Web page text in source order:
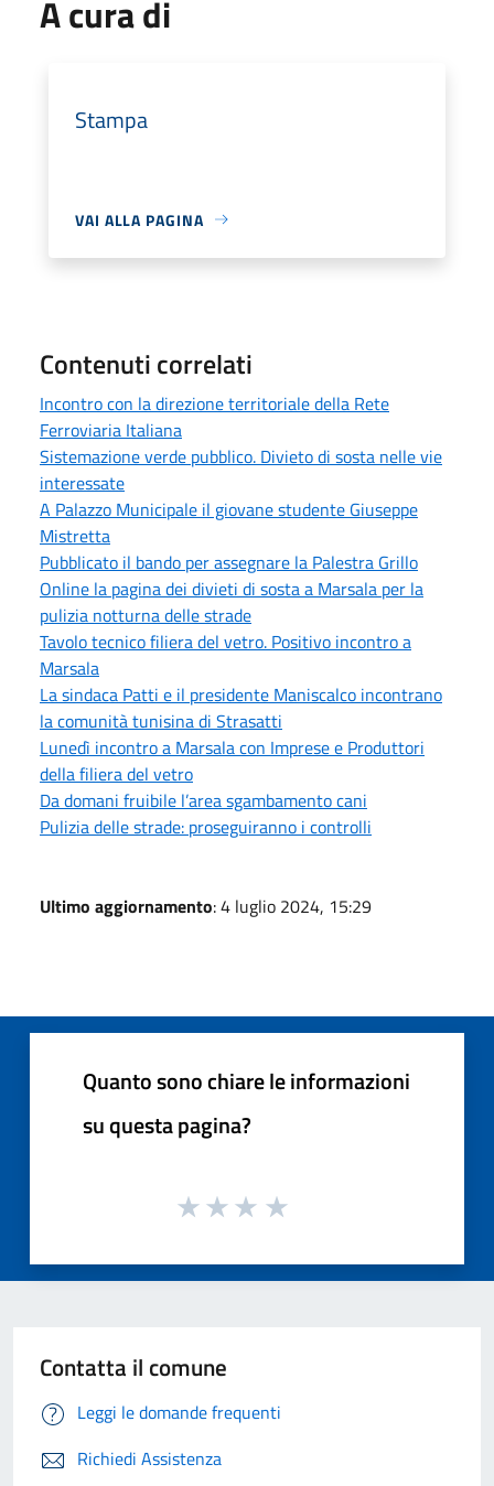
A cura di
Stampa
VAI ALLA PAGINA
Contenuti correlati
Incontro con la direzione territoriale della Rete
Ferroviaria Italiana
Sistemazione verde pubblico. Divieto di sosta nelle vie
interessate
A Palazzo Municipale il giovane studente Giuseppe
Mistretta
Pubblicato il bando per assegnare la Palestra Grillo
Online la pagina dei divieti di sosta a Marsala per la
pulizia notturna delle strade
Tavolo tecnico filiera del vetro. Positivo incontro a
Marsala
La sindaca Patti e il presidente Maniscalco incontrano
la comunità tunisina di Strasatti
Lunedì incontro a Marsala con Imprese e Produttori
della filiera del vetro
Da domani fruibile l’area sgambamento cani
Pulizia delle strade: proseguiranno i controlli
Ultimo aggiornamento: 4 luglio 2024, 15:29
Quanto sono chiare le informazioni
su questa pagina?
Contatta il comune
Leggi le domande frequenti
Richiedi Assistenza